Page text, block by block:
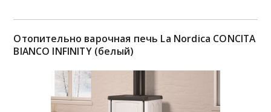
Отопительно варочная печь La Nordica CONCITA
BIANCO INFINITY (белый)